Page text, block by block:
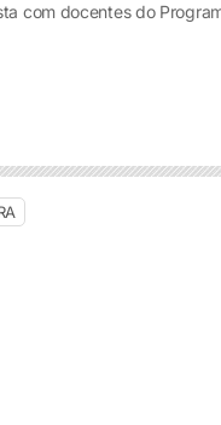
com docentes do